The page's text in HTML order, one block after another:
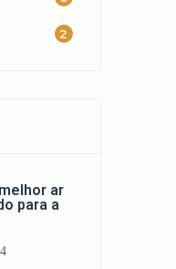
2
ar
para a